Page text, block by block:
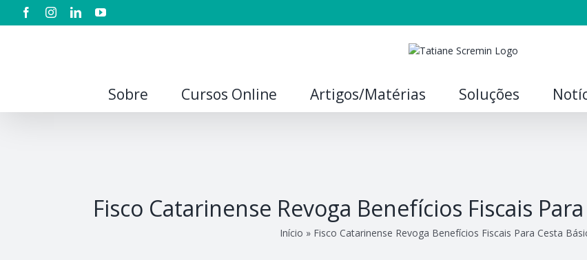
Sobre Cursos Online Artigos/Matérias Soluções
Fisco Catarinense Revoga Benefícios Fiscais
Início » Fisco Catarinense Revoga Benefícios Fiscais Para Cesta